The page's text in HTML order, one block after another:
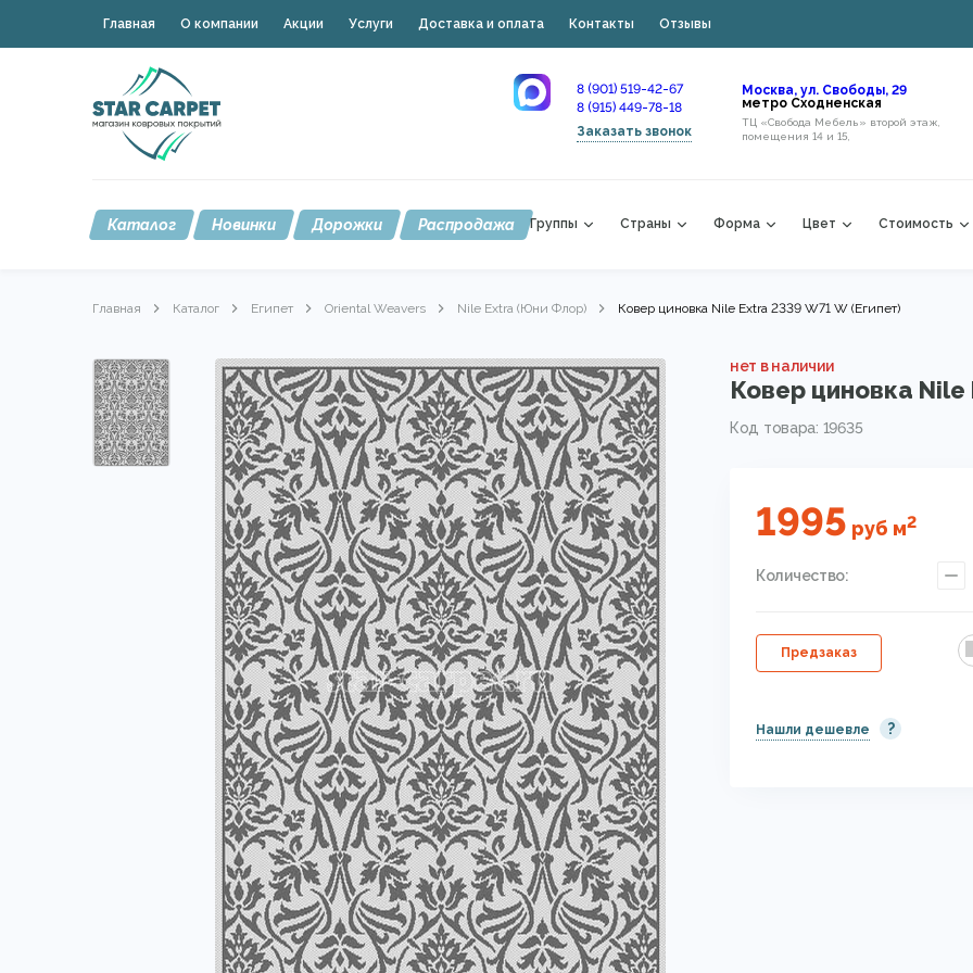
Главная О компании Акции Услуги Доставка и оплата Контакты Отзывы
8 (901) 519-42-67
8 (915) 449-78-18
Заказать звонок
Москва, ул. Свободы, 29
метро Сходненская
ТЦ «Свобода Мебель» второй этаж,
помещения 14 и 15,
Каталог Новинки Дорожки Распродажа Группы Страны Форма Цвет Стоимость
Главная Каталог Египет Oriental Weavers Nile Extra (Юни Флор) Ковер циновка Nile Extra 2339 W71 W (Египет)
нет в наличии
Ковер циновка Nile
Код товара: 19635
1995 руб м2
Количество:
Предзаказ
Нашли дешевле ?